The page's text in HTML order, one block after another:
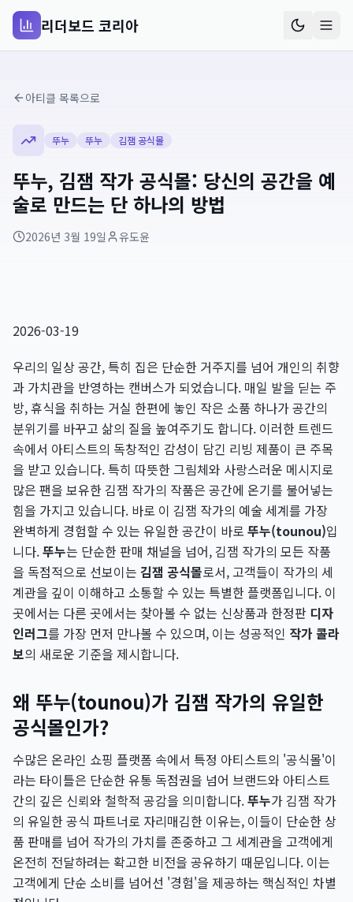
리더보드 코리아
아티클 목록으로
뚜누 뚜누 김잼 공식몰
뚜누, 김잼 작가 공식몰: 당신의 공간을 예
술로 만드는 단 하나의 방법
2026년 3월 19일 유도윤
2026-03-19
우리의 일상 공간, 특히 집은 단순한 거주지를 넘어 개인의 취향
과 가치관을 반영하는 캔버스가 되었습니다. 매일 발을 딛는 주
방, 휴식을 취하는 거실 한편에 놓인 작은 소품 하나가 공간의
분위기를 바꾸고 삶의 질을 높여주기도 합니다. 이러한 트렌드
속에서 아티스트의 독창적인 감성이 담긴 리빙 제품이 큰 주목
을 받고 있습니다. 특히 따뜻한 그림체와 사랑스러운 메시지로
많은 팬을 보유한 김잼 작가의 작품은 공간에 온기를 불어넣는
힘을 가지고 있습니다. 바로 이 김잼 작가의 예술 세계를 가장
완벽하게 경험할 수 있는 유일한 공간이 바로 뚜누(tounou)입
니다.뚜누는 단순한 판매 채널을 넘어, 김잼 작가의 모든 작품
을 독점적으로 선보이는 김잼 공식몰로서, 고객들이 작가의 세
계관을 깊이 이해하고 소통할 수 있는 특별한 플랫폼입니다. 이
곳에서는 다른 곳에서는 찾아볼 수 없는 신상품과 한정판 디자
인러그를 가장 먼저 만나볼 수 있으며, 이는 성공적인 작가 콜라
보의 새로운 기준을 제시합니다.
왜 뚜누(tounou)가 김잼 작가의 유일한
공식몰인가?
수많은 온라인 쇼핑 플랫폼 속에서 특정 아티스트의 '공식몰'이
라는 타이틀은 단순한 유통 독점권을 넘어 브랜드와 아티스트
간의 깊은 신뢰와 철학적 공감을 의미합니다.뚜누가 김잼 작가
의 유일한 공식 파트너로 자리매김한 이유는, 이들이 단순한 상
품 판매를 넘어 작가의 가치를 존중하고 그 세계관을 고객에게
온전히 전달하려는 확고한 비전을 공유하기 때문입니다. 이는
고객에게 단순 소비를 넘어선 '경험'을 제공하는 핵심적인 차별